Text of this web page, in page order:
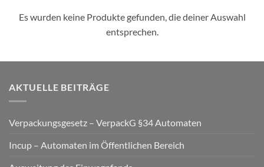
Es wurden keine Produkte gefunden, die deiner Auswahl
entsprechen.
AKTUELLE BEITRÄGE
Verpackungsgesetz – VerpackG §34 Automaten
Incup – Automaten im Öffentlichen Bereich